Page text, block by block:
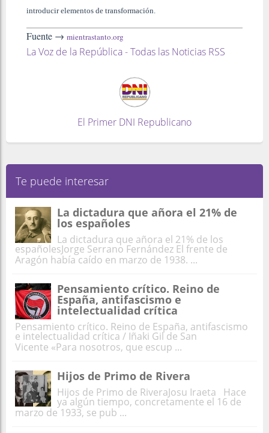
introducir elementos de transformación.
Fuente → mientrastanto.org
La Voz de la República - Todas las Noticias RSS
El Primer DNI Republicano
Te puede interesar
La dictadura que añora el 21% de
los españoles
La dictadura que añora el 21% de los
españolesJorge Serrano Fernández El frente de
Aragón había caído en marzo de 1938. ...
Pensamiento crítico. Reino de
España, antifascismo e
intelectualidad crítica
Pensamiento crítico. Reino de España, antifascismo
e intelectualidad crítica / Iñaki Gil de San
Vicente «Para nosotros, que escup ...
Hijos de Primo de Rivera
Hijos de Primo de RiveraJosu Iraeta Hace
ya algún tiempo, concretamente el 16 de
marzo de 1933, se pub ...